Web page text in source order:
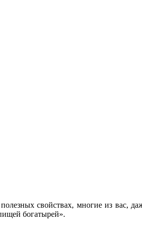
свойствах, многие из вас,
богатырей».